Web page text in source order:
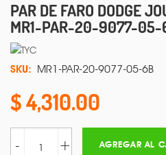
PAR DE FARO DODGE
MR1-PAR-20-9077-05-
SKU: MR1-PAR-20-9077-05-6B
4,310.00
- + AGREGAR AL